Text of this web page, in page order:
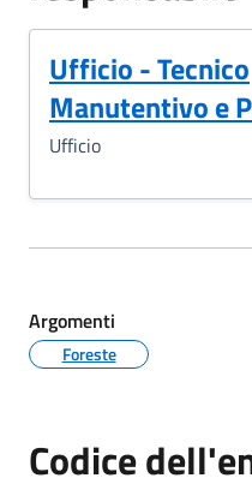
Ufficio - Tecnico
Manutentivo e
Ufficio
Argomenti
Foreste
Codice